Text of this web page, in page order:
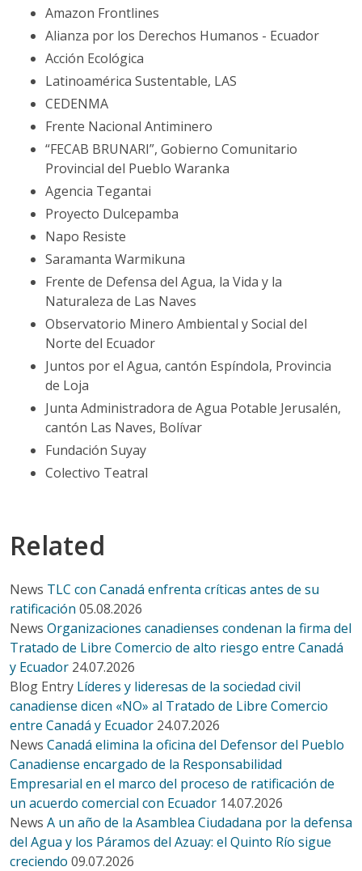
Amazon Frontlines
Alianza por los Derechos Humanos - Ecuador
Acción Ecológica
Latinoamérica Sustentable, LAS
CEDENMA
Frente Nacional Antiminero
“FECAB BRUNARI”, Gobierno Comunitario
Provincial del Pueblo Waranka
Agencia Tegantai
Proyecto Dulcepamba
Napo Resiste
Saramanta Warmikuna
Frente de Defensa del Agua, la Vida y la
Naturaleza de Las Naves
Observatorio Minero Ambiental y Social del
Norte del Ecuador
Juntos por el Agua, cantón Espíndola, Provincia
de Loja
Junta Administradora de Agua Potable Jerusalén,
cantón Las Naves, Bolívar
Fundación Suyay
Colectivo Teatral
Related
News TLC con Canadá enfrenta críticas antes de su
ratificación 05.08.2026
News Organizaciones canadienses condenan la firma del
Tratado de Libre Comercio de alto riesgo entre Canadá
y Ecuador 24.07.2026
Blog Entry Líderes y lideresas de la sociedad civil
canadiense dicen «NO» al Tratado de Libre Comercio
entre Canadá y Ecuador 24.07.2026
News Canadá elimina la oficina del Defensor del Pueblo
Canadiense encargado de la Responsabilidad
Empresarial en el marco del proceso de ratificación de
un acuerdo comercial con Ecuador 14.07.2026
News A un año de la Asamblea Ciudadana por la defensa
del Agua y los Páramos del Azuay: el Quinto Río sigue
creciendo 09.07.2026